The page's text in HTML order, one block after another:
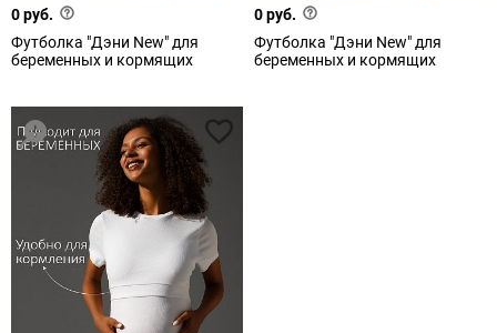
0 руб.
Футболка "Дэни New" для
беременных и кормящих
0 руб.
Футболка "Дэни New" для
беременных и кормящих